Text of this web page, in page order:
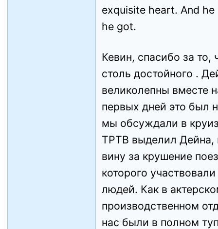
exquisite heart. And
he got.
Кевин, спасибо за то,
столь достойного .
великолепны вместе
первых дней это был
мы обсуждали в
TPTB выделил Дейна,
вину за крушение
которого
людей. Как в
производственном
нас были в полном